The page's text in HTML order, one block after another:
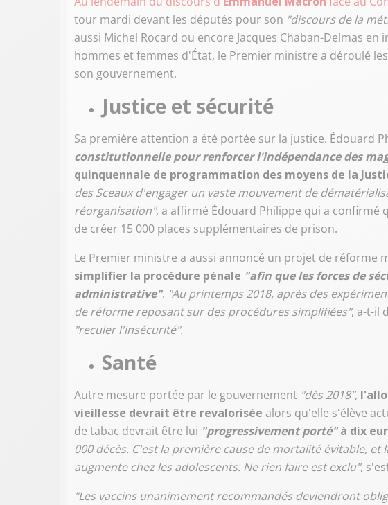
tour mardi devant les députés pour son "discours de la
aussi Michel Rocard ou encore Jacques Chaban-Delmas
hommes et femmes d'État, le Premier ministre a déroulé
son gouvernement.
Justice et sécurité
Sa première attention a été portée sur la justice. Édouard
constitutionnelle pour renforcer l'indépendance des
quinquennale de programmation des moyens de la
des Sceaux d'engager un vaste mouvement de
réorganisation", a affirmé Édouard Philippe qui a
de créer 15 000 places supplémentaires de prison.
Le Premier ministre a aussi annoncé un projet de réforme
simplifier la procédure pénale "afin que les forces de
administrative". "Au printemps 2018, après des
de réforme reposant sur des procédures simplifiées", a-t-il
"reculer l'insécurité".
Santé
Autre mesure portée par le gouvernement "dès 2018",
vieillesse devrait être revalorisée alors qu'elle s'élève
de tabac devrait être lui "progressivement porté"à dix
000 décès. C'est la première cause de mortalité évitable,
augmente chez les adolescents. Ne rien faire est exclu",
"Les vaccins unanimement recommandés deviendront